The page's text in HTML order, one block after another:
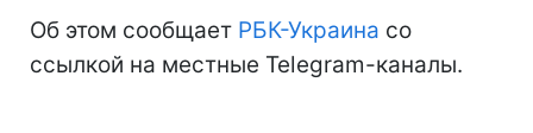
Об этом сообщает РБК-Украина со
ссылкой на местные Telegram-каналы.